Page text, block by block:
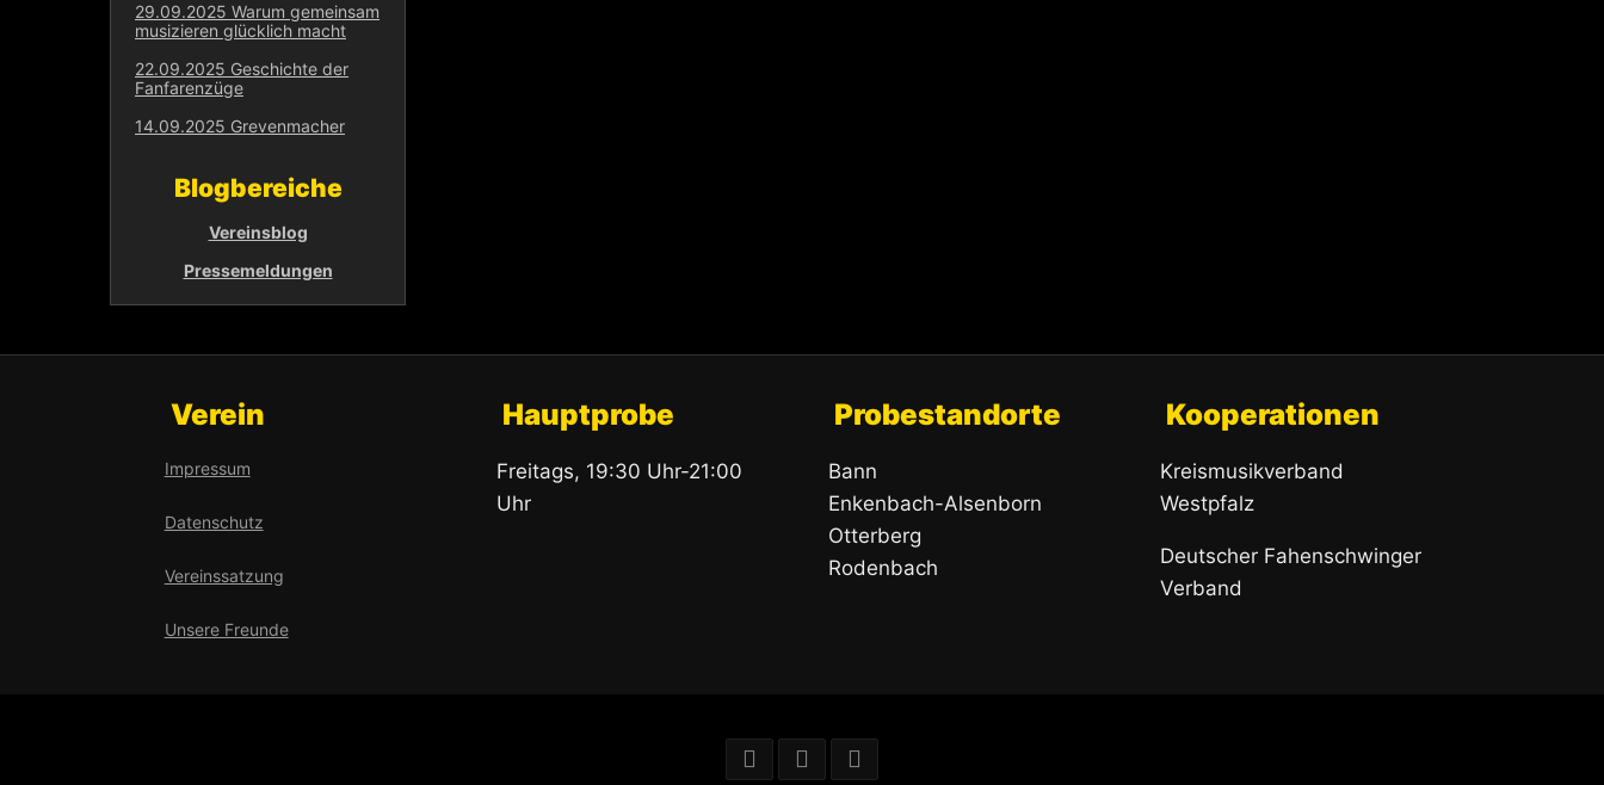
29.09.2025 Warum gemeinsam
musizieren glücklich macht
22.09.2025 Geschichte der
Fanfarenzüge
14.09.2025 Grevenmacher
Blogbereiche
Vereinsblog
Pressemeldungen
Verein
Impressum
Datenschutz
Vereinssatzung
Unsere Freunde
Hauptprobe
Freitags, 19:30 Uhr-21:00
Uhr
Probestandorte
Bann
Enkenbach-Alsenborn
Otterberg
Rodenbach
Kooperationen
Kreismusikverband
Westpfalz
Deutscher Fahenschwinger
Verband